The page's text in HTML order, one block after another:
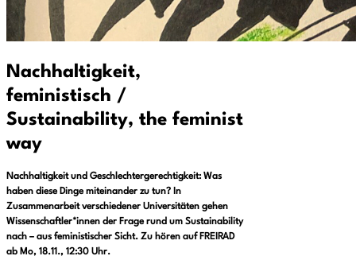
Nachhaltigkeit,
feministisch /
Sustainability, the feminist
way
Nachhaltigkeit und Geschlechtergerechtigkeit: Was
haben diese Dinge miteinander zu tun? In
Zusammenarbeit verschiedener Universitäten gehen
Wissenschaftler*innen der Frage rund um Sustainability
nach – aus feministischer Sicht. Zu hören auf FREIRAD
ab Mo, 18.11., 12:30 Uhr.